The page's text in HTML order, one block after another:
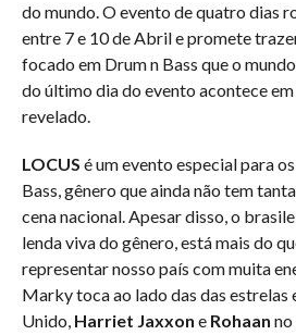
do mundo. O evento de quatro dias
entre 7 e 10 de Abril e promete
focado em Drum n Bass que o
do último dia do evento acontece
revelado.
LOCUS é um evento especial para
Bass, gênero que ainda não tem
cena nacional. Apesar disso, o
lenda viva do gênero, está mais do
representar nosso país com muita
Marky toca ao lado das das estrelas
Unido, Harriet Jaxxon e Rohaan